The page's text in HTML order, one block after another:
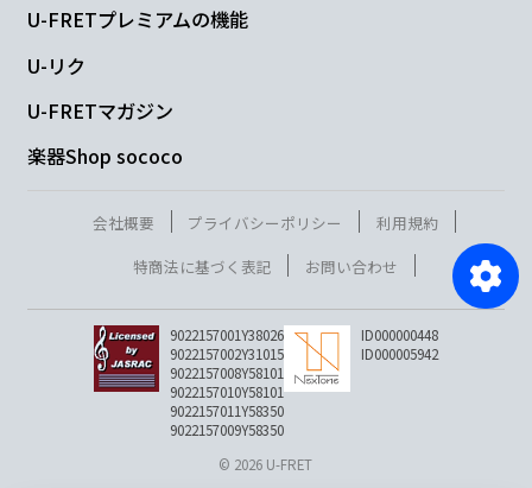
U-FRETプレミアムの機能
U-リク
U-FRETマガジン
楽器Shop sococo
会社概要 プライバシーポリシー
利用規約
特商法に基づく表記
お問い合わせ
9022157001Y38026
9022157002Y31015
9022157008Y58101
9022157010Y58101
9022157011Y58350
9022157009Y58350
ID000000448
ID000005942
© 2026 U-FRET